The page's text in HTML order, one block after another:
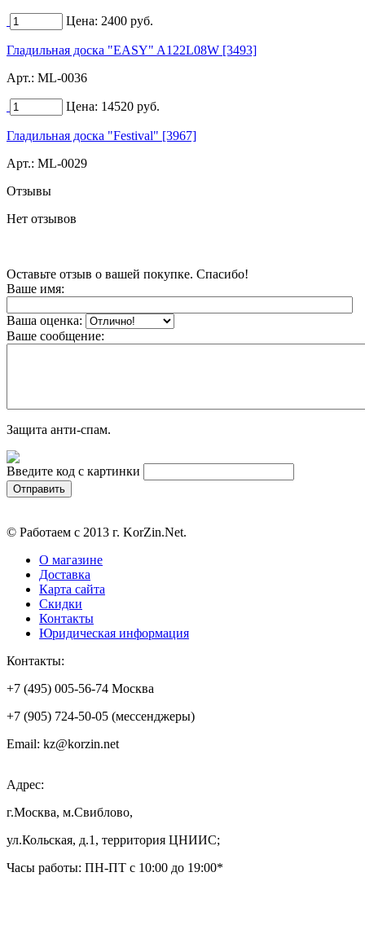
Цена: 2400 руб.
Гладильная доска "EASY" A122L08W [3493]
Арт.: ML-0036
Цена: 14520 руб.
Гладильная доска "Festival" [3967]
Арт.: ML-0029
Отзывы
Нет отзывов
Оставьте отзыв о вашей покупке. Спасибо!
Ваше имя:
Ваша оценка:
Ваше сообщение:
Защита анти-спам.
Введите код с картинки
© Работаем с 2013 г. KorZin.Net.
О магазине
Доставка
Карта сайта
Скидки
Контакты
Юридическая информация
Контакты:
+7 (495) 005-56-74 Москва
+7 (905) 724-50-05 (мессенджеры)
Email: kz@korzin.net
Адрес:
г.Москва, м.Свиблово,
ул.Кольская, д.1, территория ЦНИИС;
Часы работы: ПН-ПТ с 10:00 до 19:00*